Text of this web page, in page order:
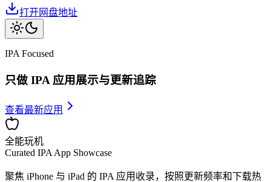
打开网盘地址
IPA Focused
只做 IPA 应用展示与更新追踪
查看最新应用
全能玩机
Curated IPA App Showcase
聚焦 iPhone 与 iPad 的 IPA 应用收录，按照更新频率和下载热